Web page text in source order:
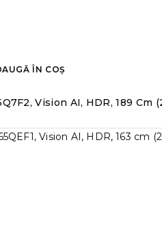
ÎN COȘ
Vision AI, HDR, 189 Cm